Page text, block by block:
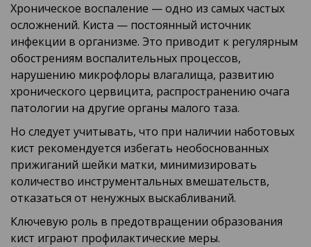
Хроническое воспаление — одно из самых частых
осложнений. Киста — постоянный источник
инфекции в организме. Это приводит к регулярным
обострениям воспалительных процессов,
нарушению микрофлоры влагалища, развитию
хронического цервицита, распространению очага
патологии на другие органы малого таза.
Но следует учитывать, что при наличии наботовых
кист рекомендуется избегать необоснованных
прижиганий шейки матки, минимизировать
количество инструментальных вмешательств,
отказаться от ненужных выскабливаний.
Ключевую роль в предотвращении образования
кист играют профилактические меры.